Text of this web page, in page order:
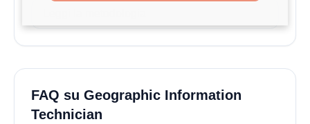
FAQ su Geographic Information
Technician